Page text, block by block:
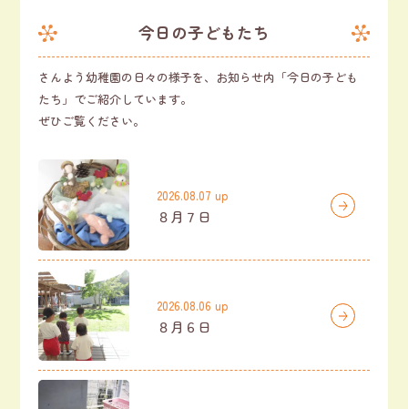
今日の子どもたち
さんよう幼稚園の日々の様子を、お知らせ内「今日の子ども
たち」でご紹介しています。
ぜひご覧ください。
2026.08.07 up
８月７日
2026.08.06 up
８月６日